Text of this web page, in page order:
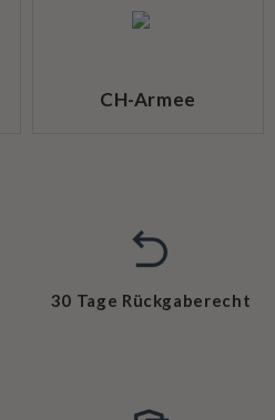
CH-Armee
30 Tage Rückgaberecht